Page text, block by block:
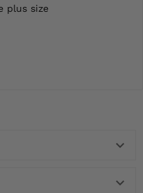
plus size

